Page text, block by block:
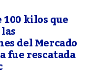
100 kilos que
del Mercado
fue rescatada